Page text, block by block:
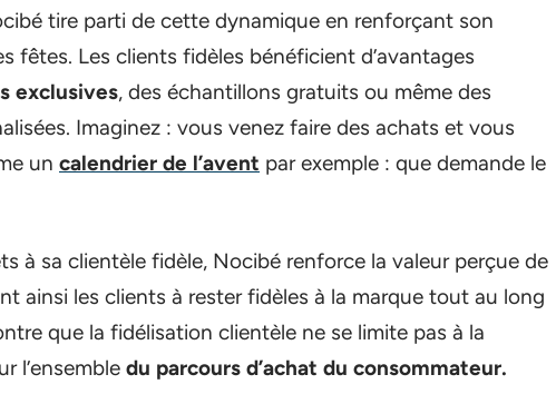
tire parti de cette dynamique en renforçant son
fêtes. Les clients fidèles bénéficient d’avantages
exclusives, des échantillons gratuits ou même des
Imaginez : vous venez faire des achats et vous
un calendrier de l’avent par exemple : que demande le
à sa clientèle fidèle, Nocibé renforce la valeur perçue de
ainsi les clients à rester fidèles à la marque tout au long
que la fidélisation clientèle ne se limite pas à la
l’ensemble du parcours d’achat du consommateur.